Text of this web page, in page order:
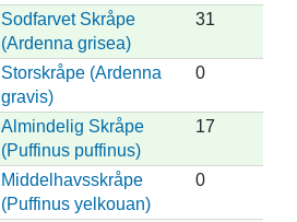
Sodfarvet Skråpe
(Ardenna grisea)
31
Storskråpe (Ardenna
gravis)
0
Almindelig Skråpe
(Puffinus puffinus)
17
Middelhavsskråpe
(Puffinus yelkouan)
0